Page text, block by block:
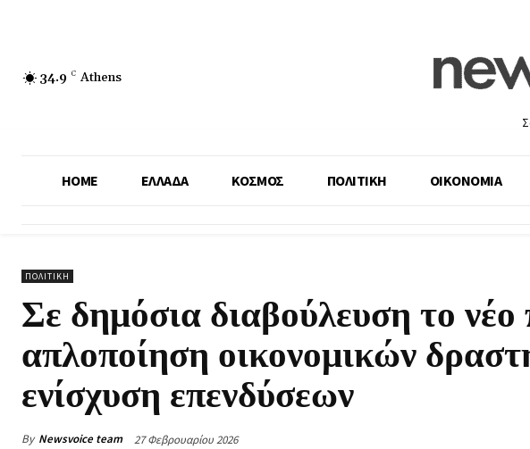
34.9 C Athens
HOME ΕΛΛΑΔΑ ΚΟΣΜΟΣ ΠΟΛΙΤΙΚΗ ΟΙΚΟΝΟΜΙΑ
ΠΟΛΙΤΙΚΗ
Σε δημόσια διαβούλευση το νέο
απλοποίηση οικονομικών
ενίσχυση επενδύσεων
By Newsvoice team 27 Φεβρουαρίου 2026